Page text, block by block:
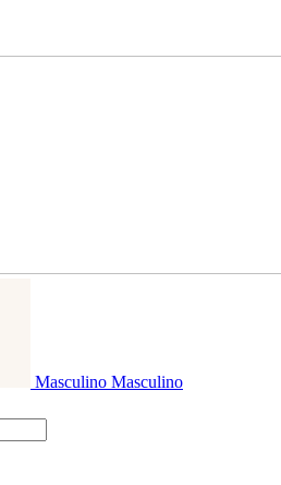
Masculino Masculino